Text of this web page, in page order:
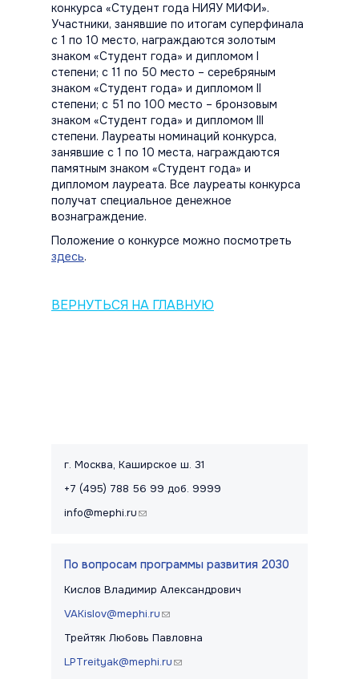
конкурса «Студент года НИЯУ МИФИ».
Участники, занявшие по итогам суперфинала
с 1 по 10 место, награждаются золотым
знаком «Студент года» и дипломом I
степени; с 11 по 50 место – серебряным
знаком «Студент года» и дипломом II
степени; с 51 по 100 место – бронзовым
знаком «Студент года» и дипломом III
степени. Лауреаты номинаций конкурса,
занявшие с 1 по 10 места, награждаются
памятным знаком «Студент года» и
дипломом лауреата. Все лауреаты конкурса
получат специальное денежное
вознаграждение.
Положение о конкурсе можно посмотреть
здесь.
ВЕРНУТЬСЯ НА ГЛАВНУЮ
Контакты и правовая
г. Москва, Каширское ш. 31
+7 (495) 788 56 99 доб. 9999
info@mephi.ru(link sends e-mail)
По вопросам программы развития 2030
Кислов Владимир Александрович
VAKislov@mephi.ru(link sends e-mail)
Трейтяк Любовь Павловна
LPTreityak@mephi.ru(link sends e-mail)